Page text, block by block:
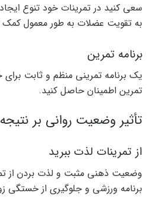
سعی کنید در تمرینات خود تنوع
به تقویت عضلات به طور معمول کمک
برنامه تمرین
یک برنامه تمرینی منظم و ثابت برای
تمرین اطمینان حاصل کنید.
تأثیر وضعیت روانی بر
از تمرینات لذت ببرید
وضعیت ذهنی مثبت و لذت بردن از
برنامه ورزشی و جلوگیری از